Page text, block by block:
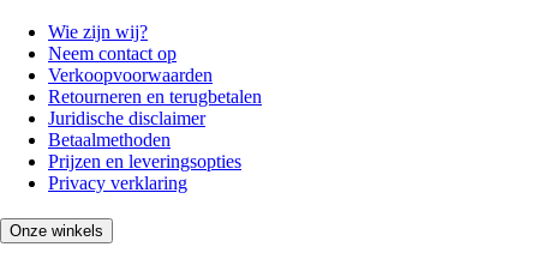
Wie zijn wij?
Neem contact op
Verkoopvoorwaarden
Retourneren en terugbetalen
Juridische disclaimer
Betaalmethoden
Prijzen en leveringsopties
Privacy verklaring
Onze winkels